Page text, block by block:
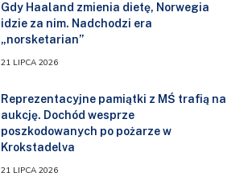
Gdy Haaland zmienia dietę, Norwegia
idzie za nim. Nadchodzi era
„norsketarian”
21 LIPCA 2026
Reprezentacyjne pamiątki z MŚ trafią na
aukcję. Dochód wesprze
poszkodowanych po pożarze w
Krokstadelva
21 LIPCA 2026